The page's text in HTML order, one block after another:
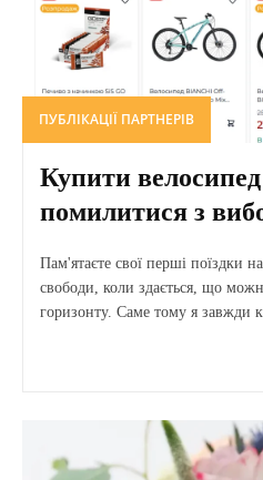
ПУБЛІКАЦІЇ ПАРТНЕРІВ
Купити
помилитися з
Пам'ятаєте свої перші поїздки
свободи, коли здається, що
горизонту. Саме тому я завжди